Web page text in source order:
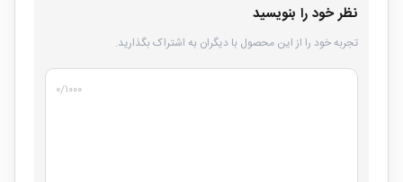
نظر خود را بنویسید
تجربه خود را از این محصول با دیگران به اشتراک بگذارید.
۰/۱۰۰۰